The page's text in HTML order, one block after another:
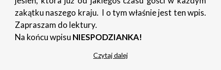
zakątku naszego kraju. I o tym właśnie jest ten wpis.
Zapraszam do lektury.
Na końcu wpisu NIESPODZIANKA!
Czytaj dalej